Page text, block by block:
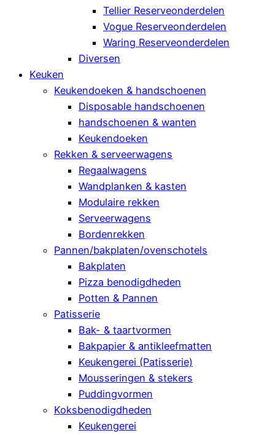
Tellier Reserveonderdelen
Vogue Reserveonderdelen
Waring Reserveonderdelen
Diversen
Keuken
Keukendoeken & handschoenen
Disposable handschoenen
handschoenen & wanten
Keukendoeken
Rekken & serveerwagens
Regaalwagens
Wandplanken & kasten
Modulaire rekken
Serveerwagens
Bordenrekken
Pannen/bakplaten/ovenschotels
Bakplaten
Pizza benodigdheden
Potten & Pannen
Patisserie
Bak- & taartvormen
Bakpapier & antikleefmatten
Keukengerei (Patisserie)
Mousseringen & stekers
Puddingvormen
Koksbenodigdheden
Keukengerei